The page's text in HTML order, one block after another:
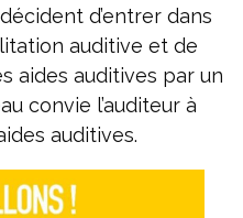
d’entrer dans
auditive et de
aides auditives par un
convie l’auditeur à
auditives.